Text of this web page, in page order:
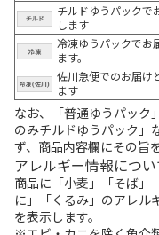
チルドゆうパックで
します
冷凍ゆうパックでお
ます。
佐川急便でのお届け
ます
なお、「普通ゆうパック
のみチルドゆうパック」
ず、商品内容欄にその旨
アレルギー情報につい
商品に「小麦」「そば」
に」「くるみ」のアレル
を表示します。